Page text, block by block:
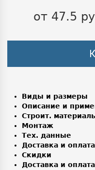
от 47.5
Виды и размеры
Описание и
Строит.
Монтаж
Тех. данные
Доставка и оплата
Скидки
Доставка и оплата